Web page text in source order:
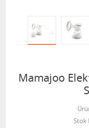
Mamajoo
Stok